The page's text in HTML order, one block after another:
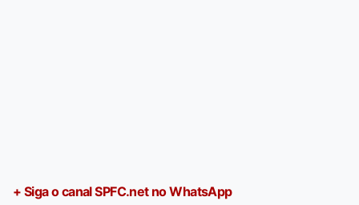
+ Siga o canal SPFC.net no WhatsApp